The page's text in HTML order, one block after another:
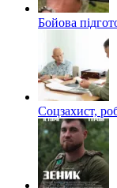
Бойова
Соцзахист,